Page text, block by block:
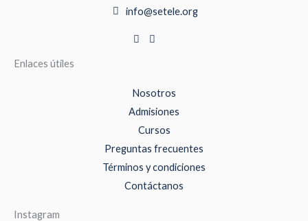
info@setele.org
Enlaces útiles
Nosotros
Admisiones
Cursos
Preguntas frecuentes
Términos y condiciones
Contáctanos
Instagram